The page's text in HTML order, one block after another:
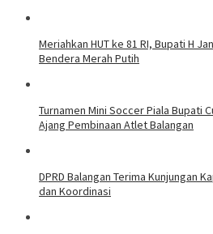
Meriahkan HUT ke 81 RI, Bupati H
Bendera Merah Putih
Turnamen Mini Soccer Piala Bupati
Ajang Pembinaan Atlet Balangan
DPRD Balangan Terima Kunjungan
dan Koordinasi